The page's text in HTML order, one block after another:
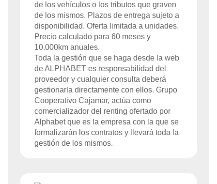
de los vehículos o los tributos que graven
de los mismos. Plazos de entrega sujeto a
disponibilidad. Oferta limitada a unidades.
Precio calculado para 60 meses y
10.000km anuales.
Toda la gestión que se haga desde la web
deALPHABET es responsabilidad del
proveedor y cualquier consulta deberá
gestionarla directamente con ellos. Grupo
Cooperativo Cajamar, actúa como
comercializador del renting ofertado por
Alphabet que es la empresa con la que se
formalizarán los contratos y llevará toda la
gestión de los mismos.